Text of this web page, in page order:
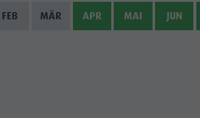
FEB MÄR APR MAI JUN